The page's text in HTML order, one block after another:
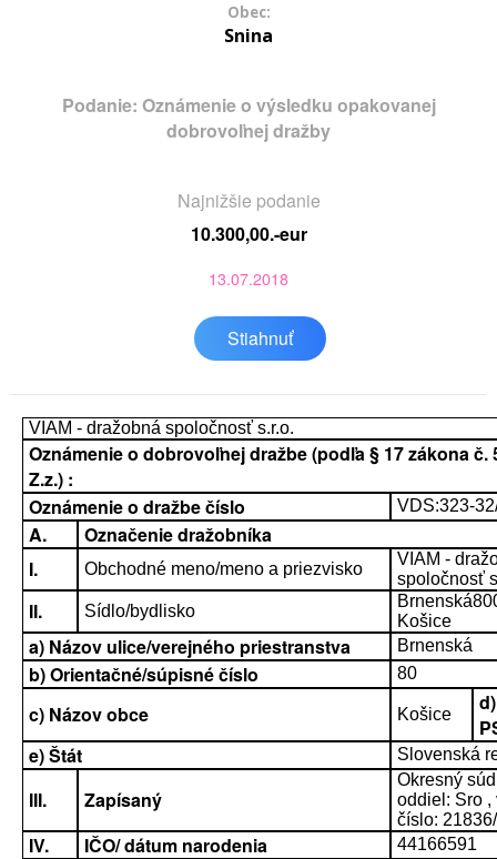
Obec:
Snina
Podanie: Oznámenie o výsledku opakovanej
dobrovoľnej dražby
Najnižšie podanie
10.300,00.-eur
13.07.2018
Stiahnuť
VIAM - dražobná spoločnosť s.r.o.
Oznámenie o dobrovoľnej dražbe (podľa § 17 zákona č.
Z.z.) :
Oznámenie o dražbe číslo
VDS:323-
A.
Označenie dražobníka
I.
Obchodné meno/meno a priezvisko
VIAM -
spoločnosť
II. Sídlo/bydlisko
Košice
a) Názov ulice/verejného priestranstva Brnenská
b) Orientačné/súpisné číslo 80
c) Názov obce Košice
d)
e) Štát
Slovenská
III. Zapísaný
Okresný
oddiel: Sro ,
číslo:
IV. IČO/ dátum narodenia 44166591